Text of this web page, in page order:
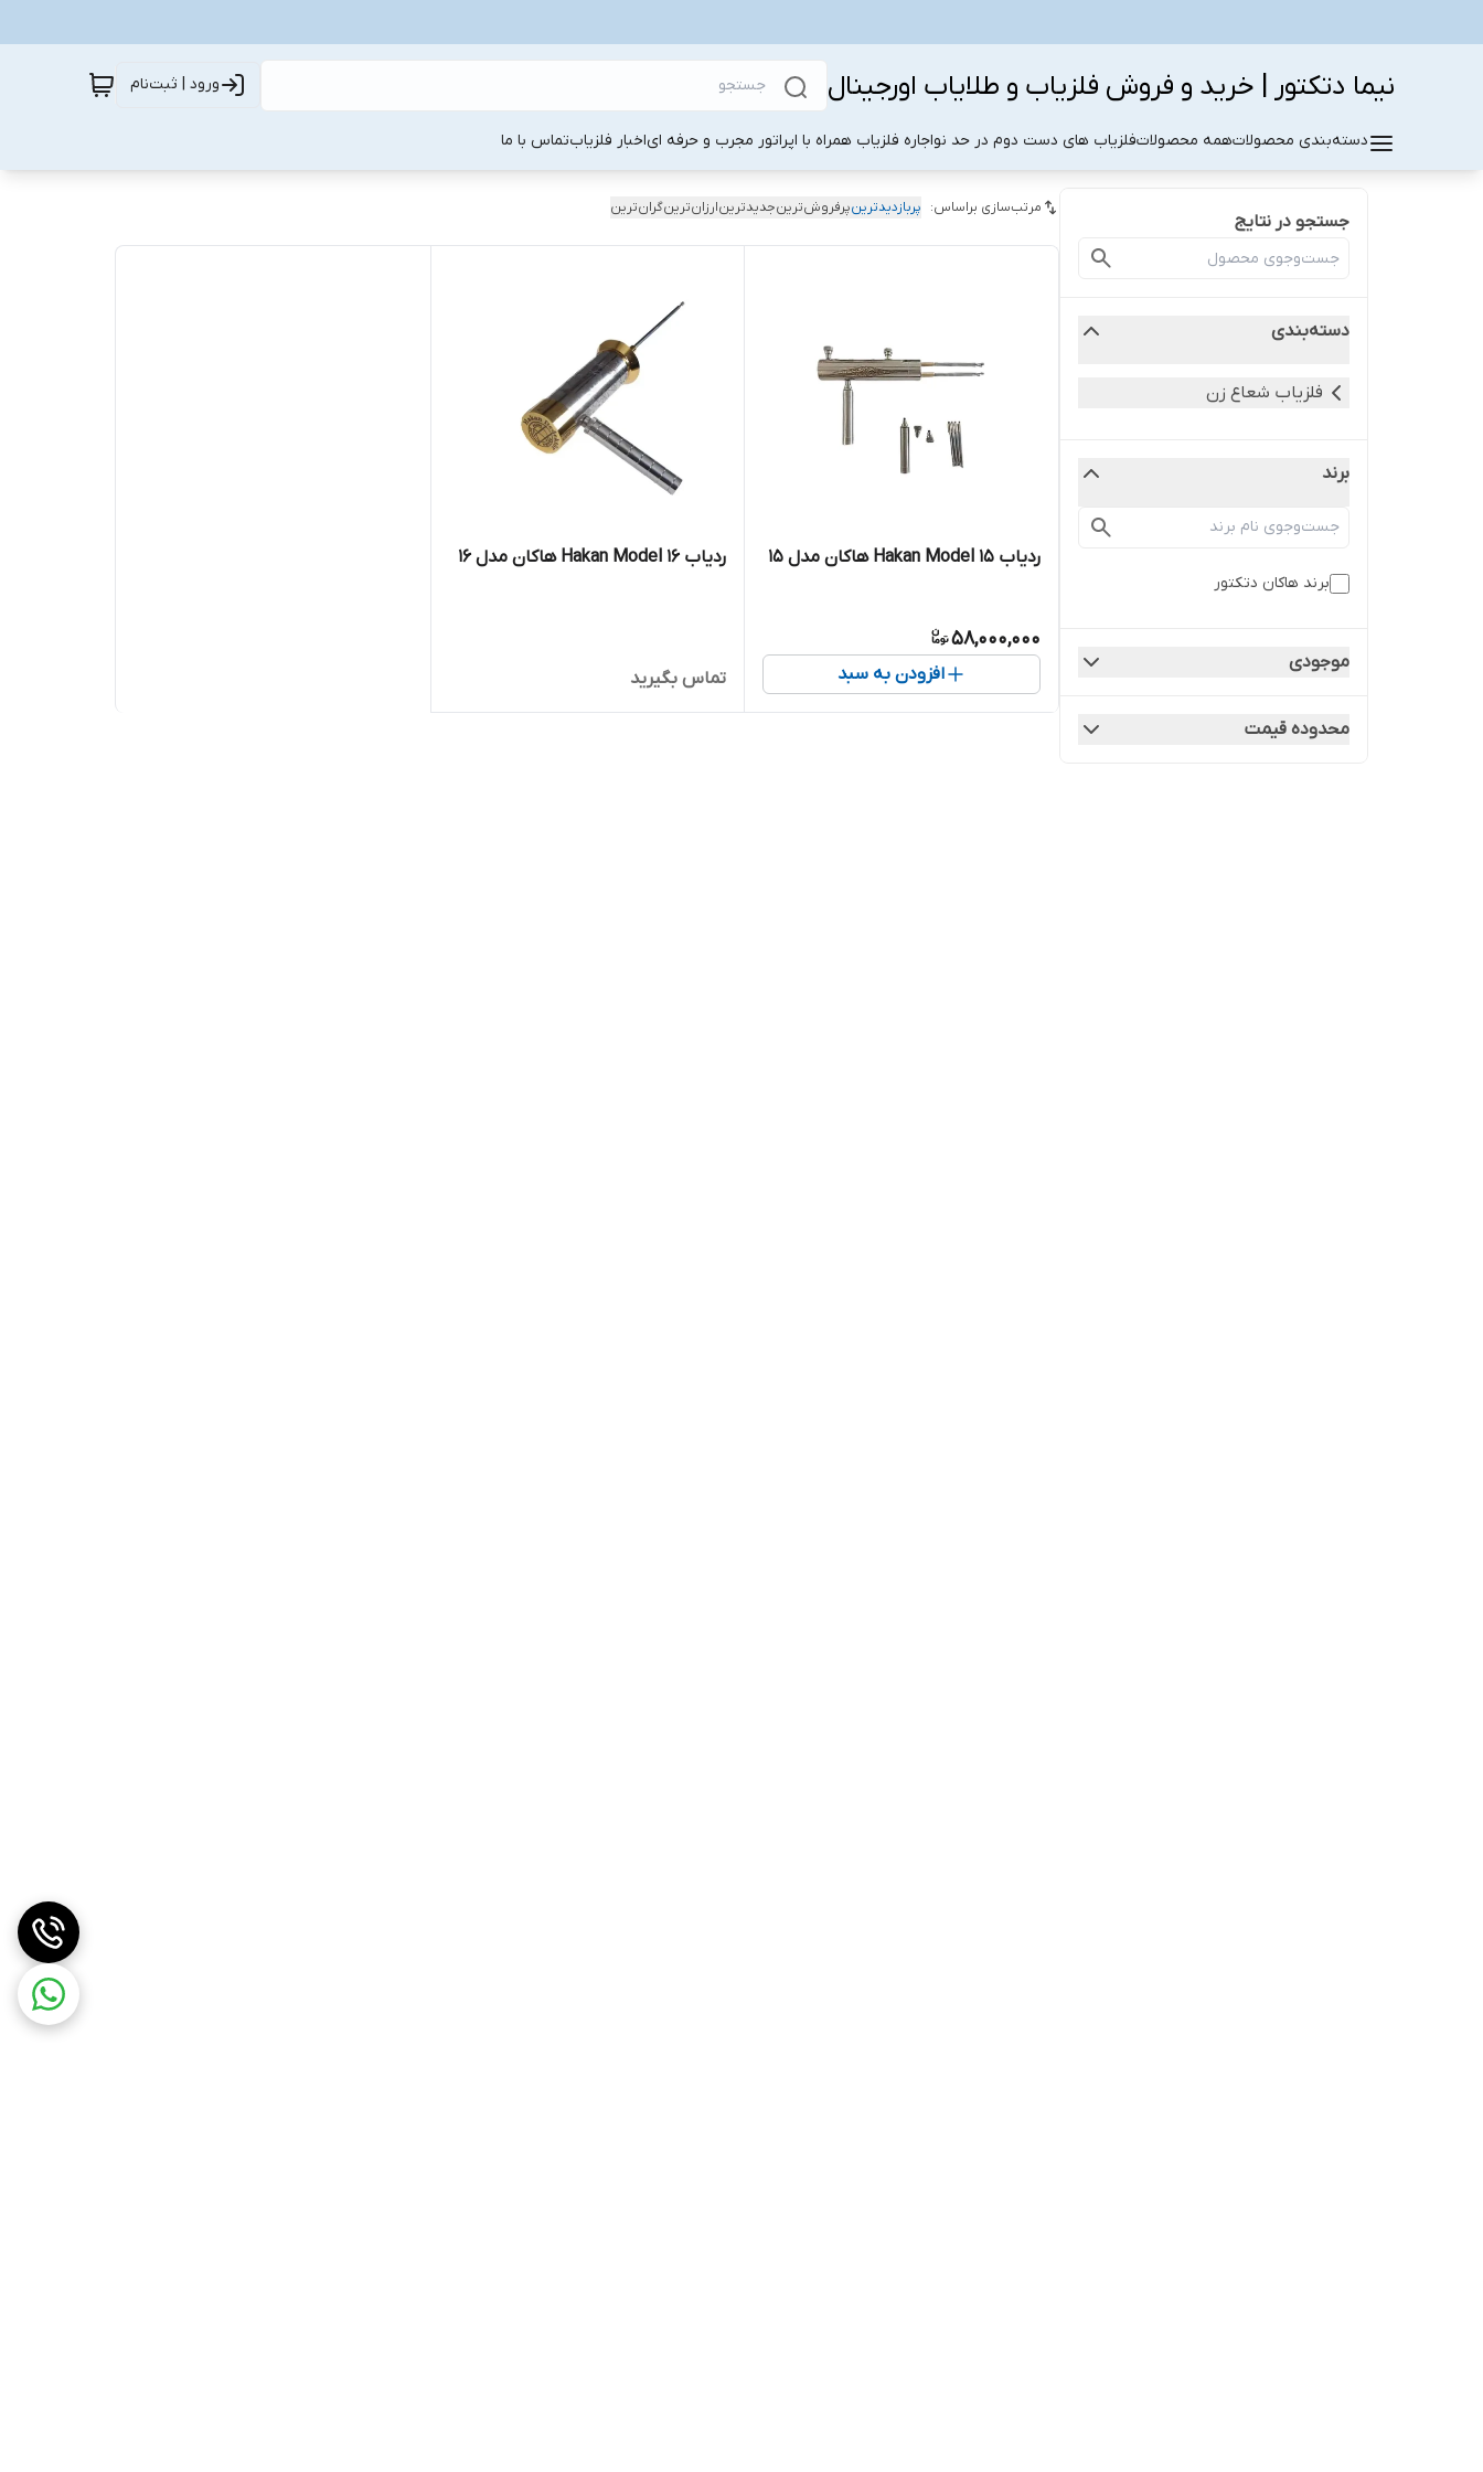
نیما دتکتور | خرید و فروش فلزیاب و طلایاب اورجینال ورود | ثبت‌نام
دسته‌بندی محصولاتهمه محصولاتفلزیاب های دست دوم در حد نواجاره فلزیاب همراه با اپراتور مجرب و حرفه ایاخبار فلزیابتماس با ما
جستجو در نتایج
دسته‌بندی
فلزیاب شعاع زن
برند
برند هاکان دتکتور
موجودی
محدوده قیمت
مرتب‌سازی براساس: پربازدیدترینپرفروش‌ترینجدیدترینارزان‌ترینگران‌ترین
ردیاب Hakan Model 15 هاکان مدل 15
58,000,000
افزودن به سبد
ردیاب Hakan Model 16 هاکان مدل 16
تماس بگیرید